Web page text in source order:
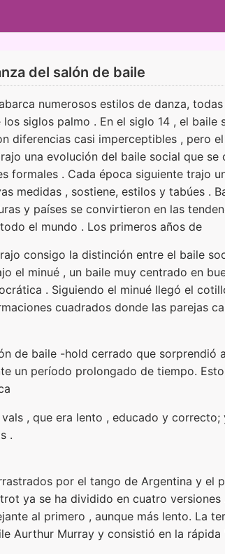
del salón de baile
numerosos estilos de danza,
los siglos palmo . En el siglo 14 , el baile
diferencias casi imperceptibles , pero
una evolución del baile social que
formales . Cada época siguiente trajo
medidas , sostiene, estilos y tabúes .
y países se convirtieron en las
el mundo . Los primeros años de
consigo la distinción entre el baile
el minué , un baile muy centrado en
. Siguiendo el minué llegó el
cuadrados donde las parejas
de baile -hold cerrado que sorprendió
un período prolongado de tiempo.
, que era lento , educado y correcto;
.
por el tango de Argentina y el
ya se ha dividido en cuatro versiones
al primero , aunque más lento. La
Aurthur Murray y consistió en la rápida